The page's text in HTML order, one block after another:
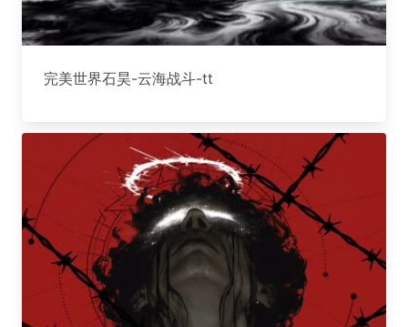
完美世界石昊-云海战斗-tt